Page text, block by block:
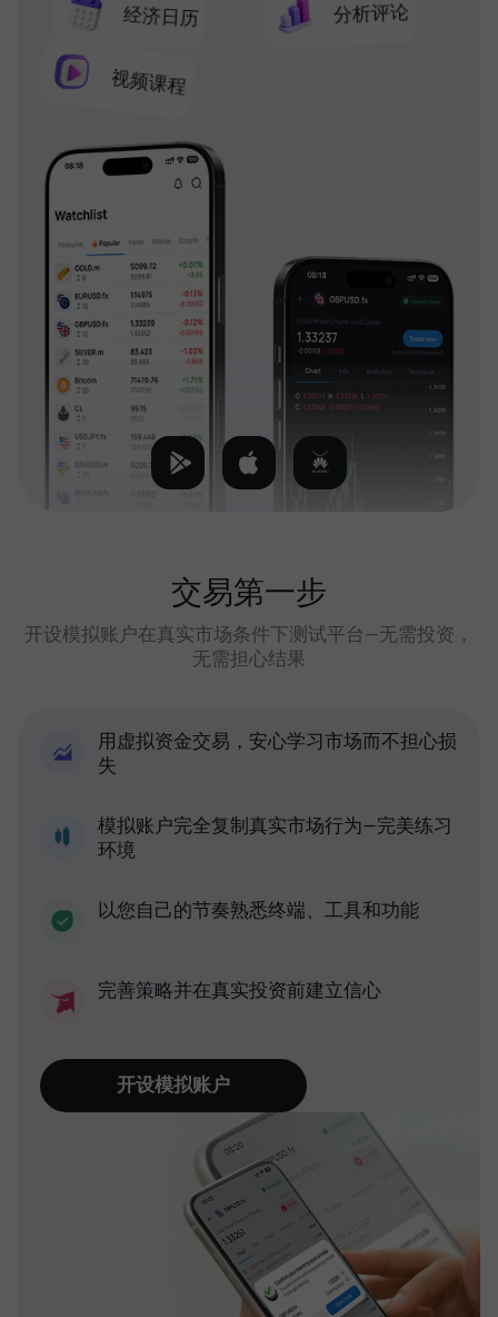
经济日历 分析评论
视频课程
交易第一步
开设模拟账户在真实市场条件下测试平台—无需投资，
无需担心结果
用虚拟资金交易，安心学习市场而不担心损
失
模拟账户完全复制真实市场行为—完美练习
环境
以您自己的节奏熟悉终端、工具和功能
完善策略并在真实投资前建立信心
开设模拟账户